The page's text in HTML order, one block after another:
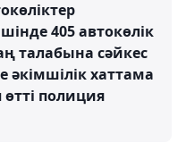
405 автокөлік
талабына сәйкес
әкімшілік хаттама
полиция